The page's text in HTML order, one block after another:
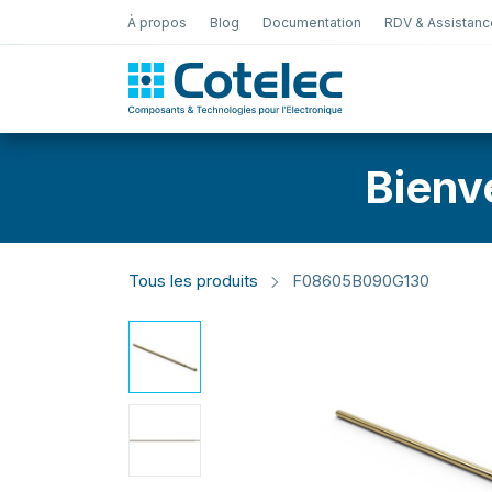
À propos Blog Documentation RDV &
Tous les produits F08605B090G130